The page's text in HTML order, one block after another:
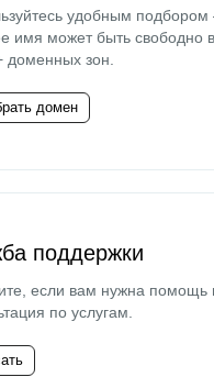
удобным
имя может быть свободно
доменных зон.
домен
поддержки
если вам нужна помощь
по услугам.